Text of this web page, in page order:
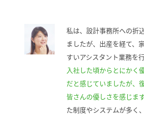
私は、設計事務所への折
ましたが、出産を経て、
すいアシスタント業務を
入社した頃からとにかく
だと感じていましたが、
皆さんの優しさを感じま
た制度やシステムが多く